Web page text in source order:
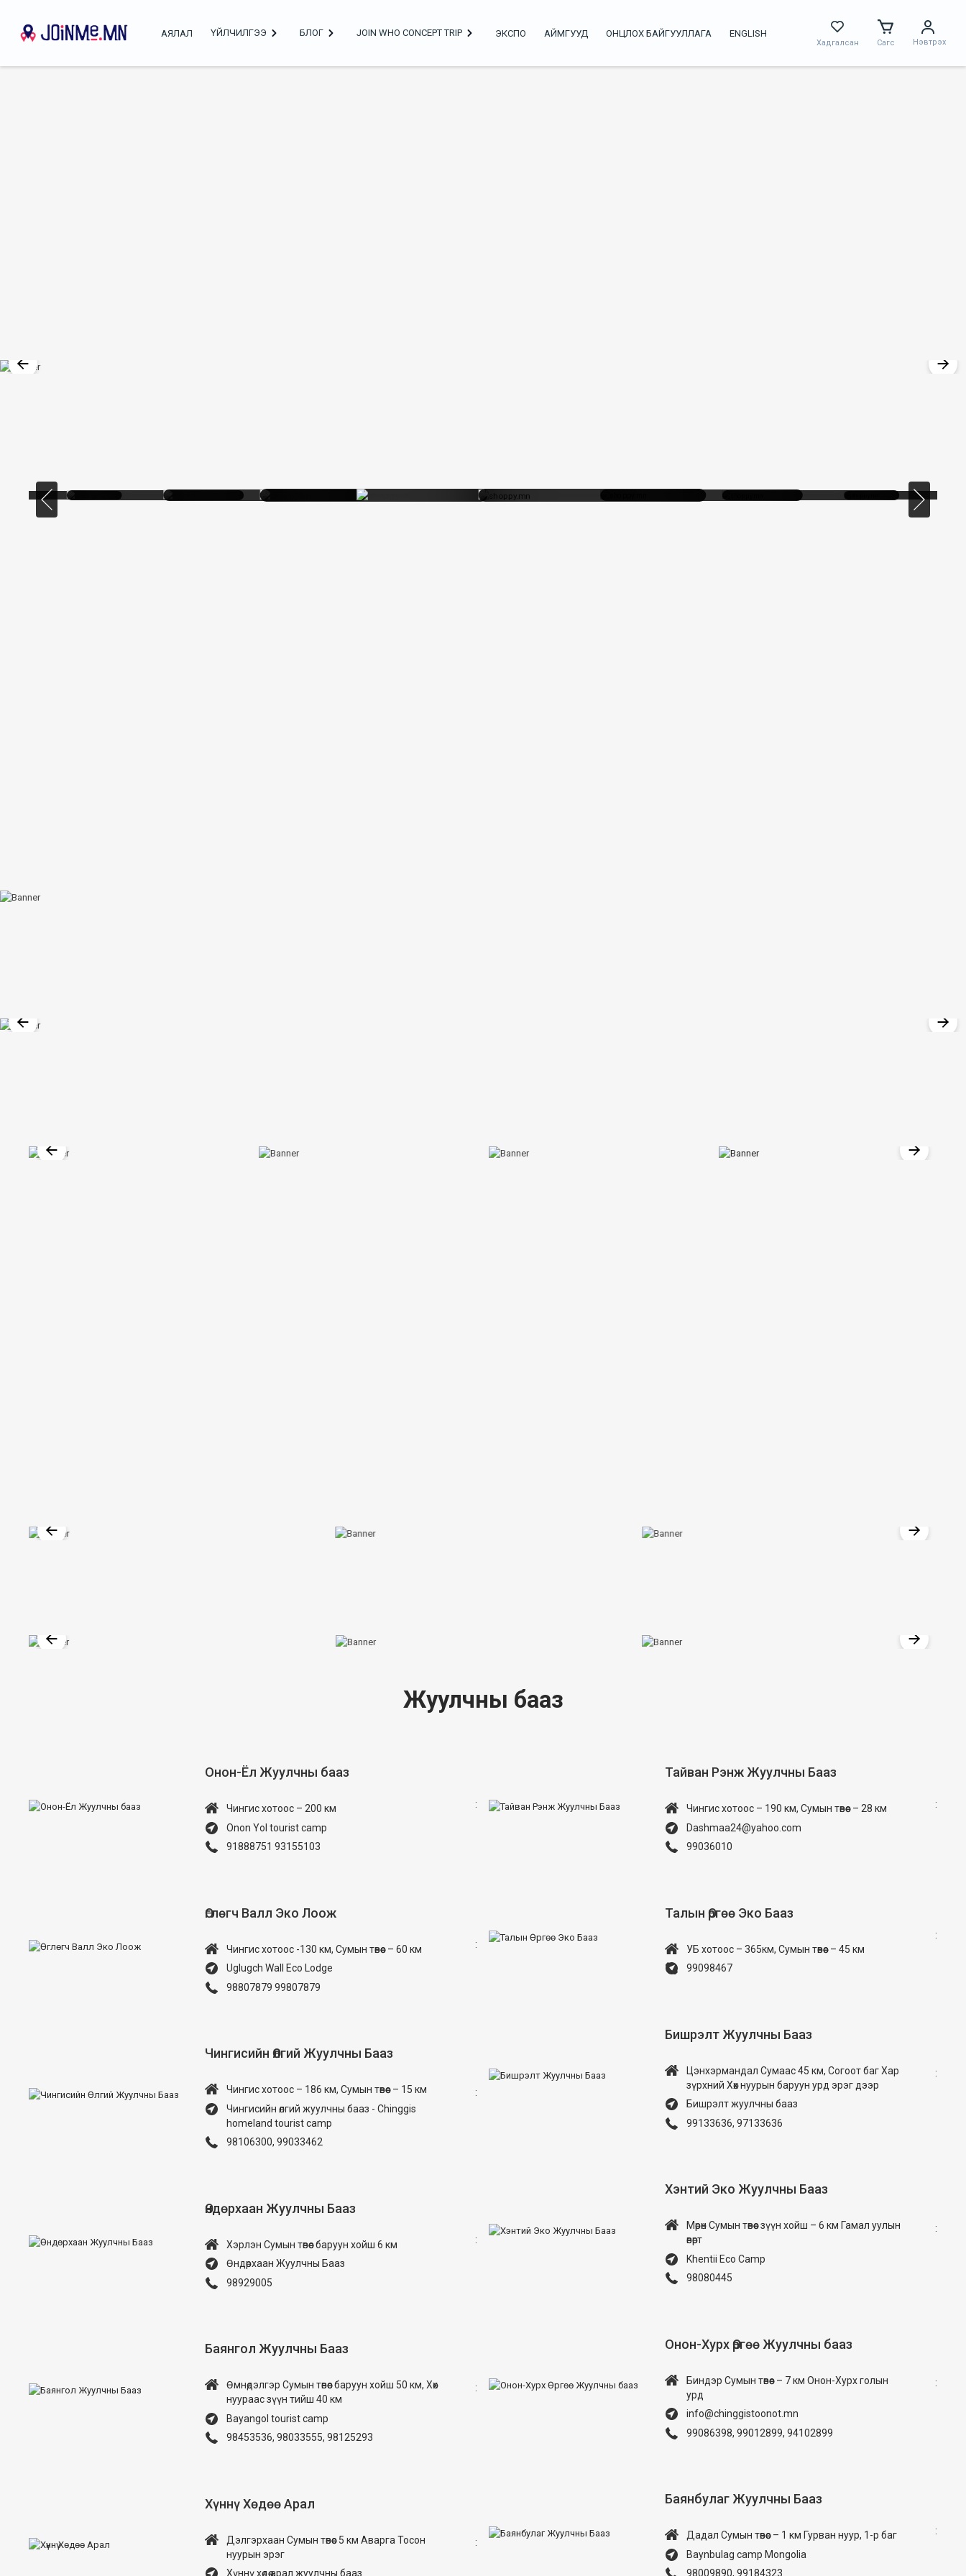
АЯЛАЛ ҮЙЛЧИЛГЭЭ БЛОГ JOIN WHO CONCEPT TRIP ЭКСПО АЙМГУУД ОНЦЛОХ БАЙГУУЛЛАГА ENGLISH
Хадгалсан Сагс Нэвтрэх
Жуулчны бааз
Онон-Ёл Жуулчны бааз
Чингис хотоос – 200 км
Onon Yol tourist camp
91888751 93155103
:
Өглөгч Валл Эко Лоож
Чингис хотоос -130 км, Сумын төвөөс – 60 км
Uglugch Wall Eco Lodge
98807879 99807879
:
Чингисийн Өлгий Жуулчны Бааз
Чингис хотоос – 186 км, Сумын төвөөс – 15 км
Чингисийн өлгий жуулчны бааз - Chinggis
homeland tourist camp
98106300, 99033462
:
Өндөрхаан Жуулчны Бааз
Хэрлэн Сумын төвөөс баруун хойш 6 км
Өндөрхаан Жуулчны Бааз
98929005
:
Баянгол Жуулчны Бааз
Өмнөдэлгэр Сумын төвөөс баруун хойш 50 км, Хөх
нуураас зүүн тийш 40 км
Bayangol tourist camp
98453536, 98033555, 98125293
:
Хүннү Хөдөө Арал
Дэлгэрхаан Сумын төвөөс 5 км Аварга Тосон
нуурын эрэг
Хүннү хөдөө арал жуулчны бааз
:
Тайван Рэнж Жуулчны Бааз
Чингис хотоос – 190 км, Сумын төвөөс – 28 км
Dashmaa24@yahoo.com
99036010
:
Талын Өргөө Эко Бааз
УБ хотоос – 365км, Сумын төвөөс – 45 км
99098467
:
Бишрэлт Жуулчны Бааз
Цэнхэрмандал Сумаас 45 км, Согоот баг Хар
зүрхний Хөх нуурын баруун урд эрэг дээр
Бишрэлт жуулчны бааз
99133636, 97133636
:
Хэнтий Эко Жуулчны Бааз
Мөрөн Сумын төвөөс зүүн хойш – 6 км Гамал уулын
өвөрт
Khentii Eco Camp
98080445
:
Онон-Хурх Өргөө Жуулчны бааз
Биндэр Сумын төвөөс – 7 км Онон-Хурх голын
урд
info@chinggistoonot.mn
99086398, 99012899, 94102899
:
Баянбулаг Жуулчны Бааз
Дадал Сумын төвөөс – 1 км Гурван нуур, 1-р баг
Baynbulag camp Mongolia
98009890, 99184323
: